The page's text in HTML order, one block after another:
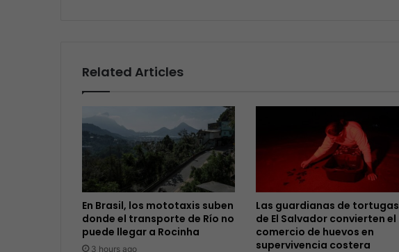
Related Articles
En Brasil, los mototaxis suben
donde el transporte de Río no
puede llegar a Rocinha
3 hours ago
Las guardianas de tortugas
de El Salvador convierten el
comercio de huevos en
supervivencia costera